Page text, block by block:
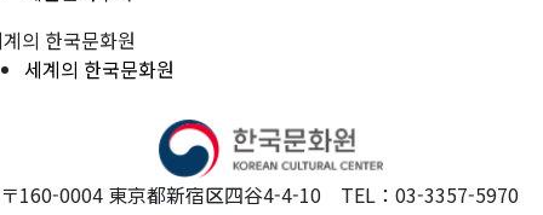
의 한국문화원
세계의 한국문화원
〒160-0004 東京都新宿区四谷4-4-10 TEL：03-3357-5970